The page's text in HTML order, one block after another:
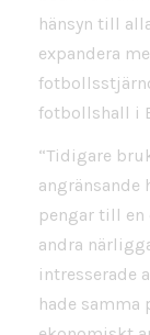
hänsyn till
expandera
fotbollshall i
“Tidigare
angränsande
pengar till en
andra
intresserade
hade